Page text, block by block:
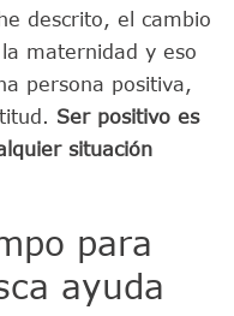
descrito, el cambio
maternidad y eso
persona positiva,
Ser positivo es
situación
para
ayuda